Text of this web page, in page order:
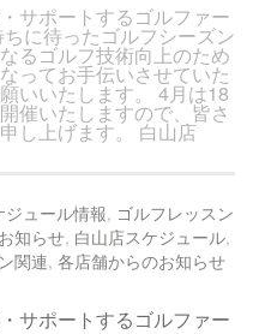
サポートするゴルファー
に待ったゴルフシーズン
るゴルフ技術向上のため
ってお手伝いさせていた
いいたします。 4月は18
催いたしますので、皆さ
し上げます。 白山店
ジュール情報, ゴルフレッスン
知らせ, 白山店スケジュール,
関連, 各店舗からのお知らせ
サポートするゴルファー